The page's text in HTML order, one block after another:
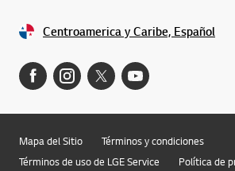
Centroamerica y Caribe, Español
Mapa del Sitio
Términos y condiciones
Términos de uso de LGE Service
Política de